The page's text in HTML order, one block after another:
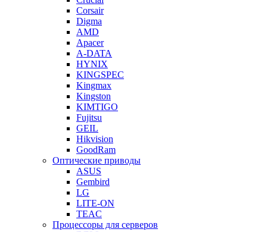
Corsair
Digma
AMD
Apacer
A-DATA
HYNIX
KINGSPEC
Kingmax
Kingston
KIMTIGO
Fujitsu
GEIL
Hikvision
GoodRam
Оптические приводы
ASUS
Gembird
LG
LITE-ON
TEAC
Процессоры для серверов